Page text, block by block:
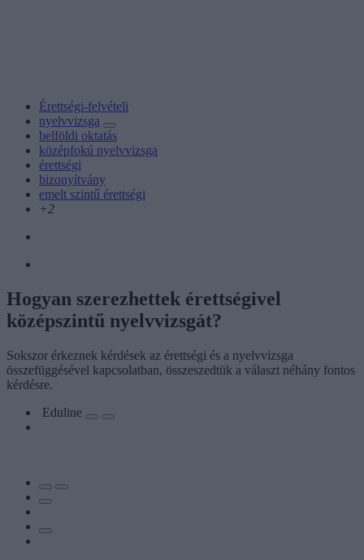
Érettségi-felvételi
nyelvvizsga
belföldi oktatás
középfokú nyelvvizsga
érettségi
bizonyítvány
emelt szintű érettségi
+2
Hogyan szerezhettek érettségivel
középszintű nyelvvizsgát?
Sokszor érkeznek kérdések az érettségi és a nyelvvizsga
összefüggésével kapcsolatban, összeszedtük a választ néhány fontos
kérdésre.
Eduline